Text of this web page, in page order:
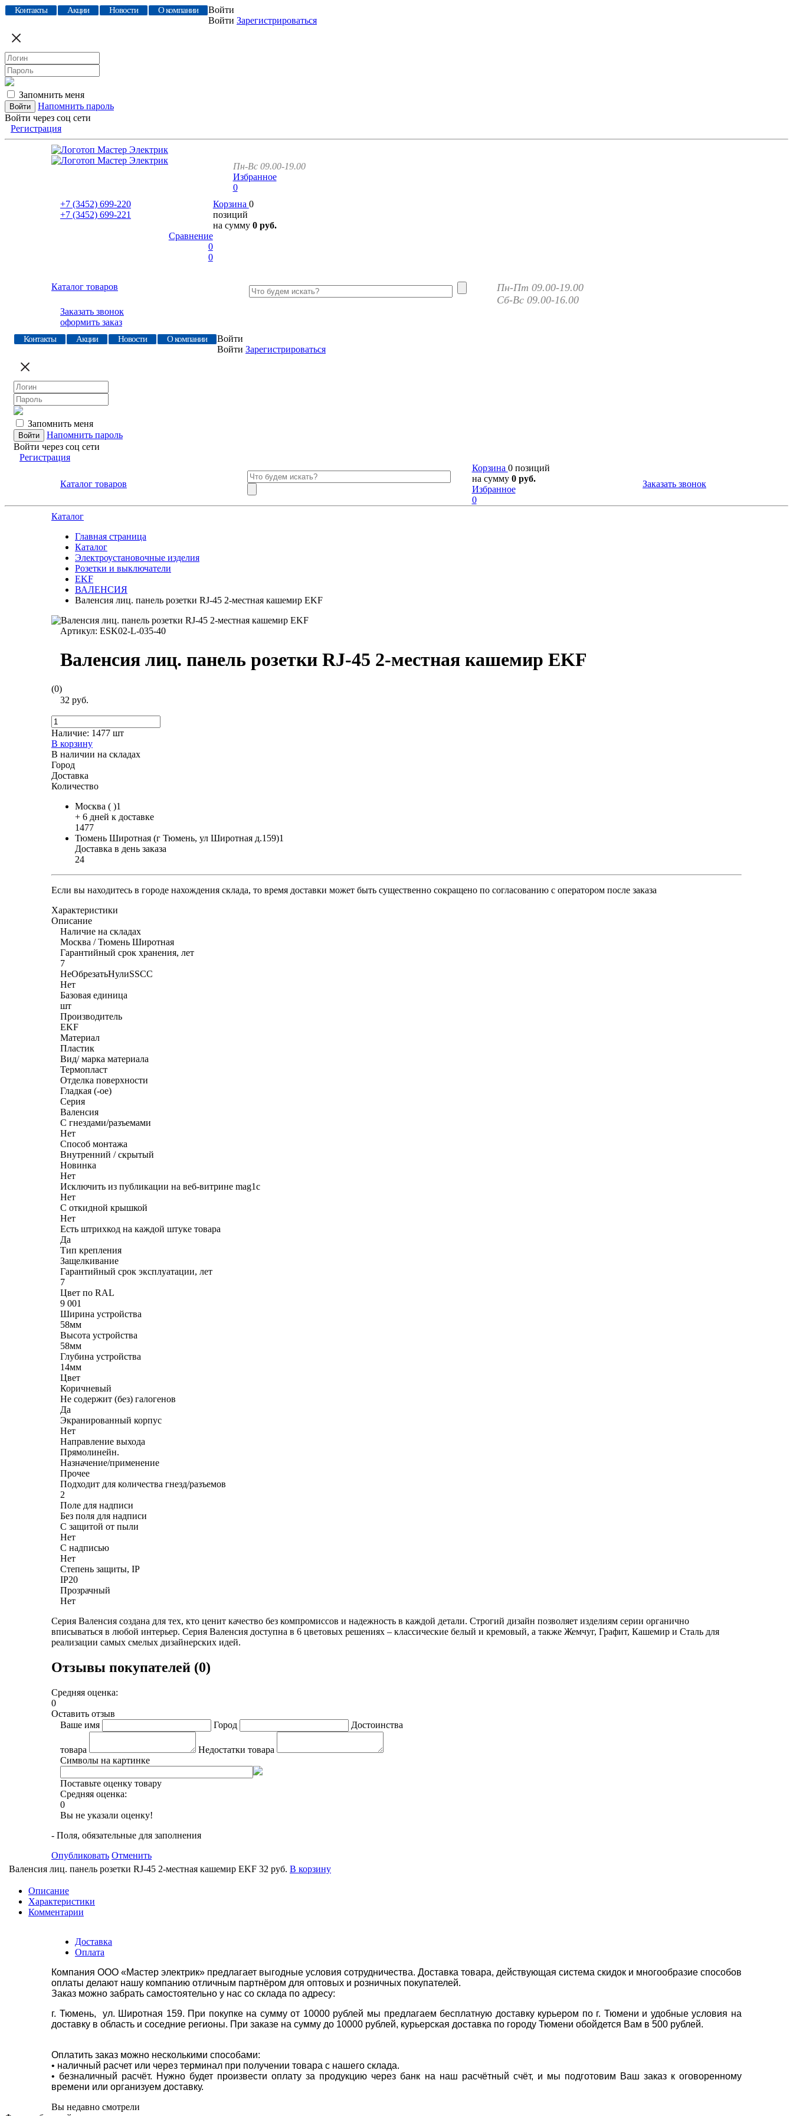
Контакты Акции Новости О компании
Войти
Войти Зарегистрироваться
Запомнить меня
Напомнить пароль
Войти через соц сети
Регистрация
Пн-Вс 09.00-19.00
Избранное
0
+7 (3452) 699-220
+7 (3452) 699-221
Корзина 0
позиций
на сумму 0 руб.
Сравнение
0
0
Каталог товаров
Пн-Пт 09.00-19.00
Сб-Вс 09.00-16.00
Заказать звонок
оформить заказ
Контакты Акции Новости О компании
Войти
Войти Зарегистрироваться
Запомнить меня
Напомнить пароль
Войти через соц сети
Регистрация
Каталог товаров
Корзина 0 позиций
на сумму 0 руб.
Избранное
0
Заказать звонок
Каталог
Главная страница
Каталог
Электроустановочные изделия
Розетки и выключатели
EKF
ВАЛЕНСИЯ
Валенсия лиц. панель розетки RJ-45 2-местная кашемир EKF
Артикул: ESK02-L-035-40
Валенсия лиц. панель розетки RJ-45 2-местная кашемир EKF
(0)
32 руб.
Наличие: 1477 шт
В корзину
В наличии на складах
Город
Доставка
Количество
Москва ( )1
+ 6 дней к доставке
1477
Тюмень Широтная (г Тюмень, ул Широтная д.159)1
Доставка в день заказа
24
Если вы находитесь в городе нахождения склада, то время доставки может быть существенно сокращено по согласованию с оператором после заказа
Характеристики
Описание
Наличие на складах
Москва / Тюмень Широтная
Гарантийный срок хранения, лет
7
НеОбрезатьНулиSSCC
Нет
Базовая единица
шт
Производитель
EKF
Материал
Пластик
Вид/ марка материала
Термопласт
Отделка поверхности
Гладкая (-ое)
Серия
Валенсия
С гнездами/разъемами
Нет
Способ монтажа
Внутренний / скрытый
Новинка
Нет
Исключить из публикации на веб-витрине mag1c
Нет
С откидной крышкой
Нет
Есть штрихкод на каждой штуке товара
Да
Тип крепления
Защелкивание
Гарантийный срок эксплуатации, лет
7
Цвет по RAL
9 001
Ширина устройства
58мм
Высота устройства
58мм
Глубина устройства
14мм
Цвет
Коричневый
Не содержит (без) галогенов
Да
Экранированный корпус
Нет
Направление выхода
Прямолинейн.
Назначение/применение
Прочее
Подходит для количества гнезд/разъемов
2
Поле для надписи
Без поля для надписи
С защитой от пыли
Нет
С надписью
Нет
Степень защиты, IP
IP20
Прозрачный
Нет
Серия Валенсия создана для тех, кто ценит качество без компромиссов и надежность в каждой детали. Строгий дизайн позволяет изделиям серии органично
вписываться в любой интерьер. Серия Валенсия доступна в 6 цветовых решениях – классические белый и кремовый, а также Жемчуг, Графит, Кашемир и Сталь для
реализации самых смелых дизайнерских идей.
Отзывы покупателей (0)
Средняя оценка:
0
Оставить отзыв
Ваше имя
Город Достоинства
товара
Недостатки товара
Символы на картинке
Поставьте оценку товару
Средняя оценка:
0
Вы не указали оценку!
- Поля, обязательные для заполнения
Опубликовать Отменить
Валенсия лиц. панель розетки RJ-45 2-местная кашемир EKF 32 руб. В корзину
Описание
Характеристики
Комментарии
Доставка
Оплата
Компания ООО «Мастер электрик» предлагает выгодные условия сотрудничества. Доставка товара, действующая система скидок и многообразие способов
оплаты делают нашу компанию отличным партнёром для оптовых и розничных покупателей.
Заказ можно забрать самостоятельно у нас со склада по адресу:
г. Тюмень, ул. Широтная 159. При покупке на сумму от 10000 рублей мы предлагаем бесплатную доставку курьером по г. Тюмени и удобные условия на
доставку в область и соседние регионы. При заказе на сумму до 10000 рублей, курьерская доставка по городу Тюмени обойдется Вам в 500 рублей.
Оплатить заказ можно несколькими способами:
• наличный расчет или через терминал при получении товара с нашего склада.
• безналичный расчёт. Нужно будет произвести оплату за продукцию через банк на наш расчётный счёт, и мы подготовим Ваш заказ к оговоренному
времени или организуем доставку.
Вы недавно смотрели